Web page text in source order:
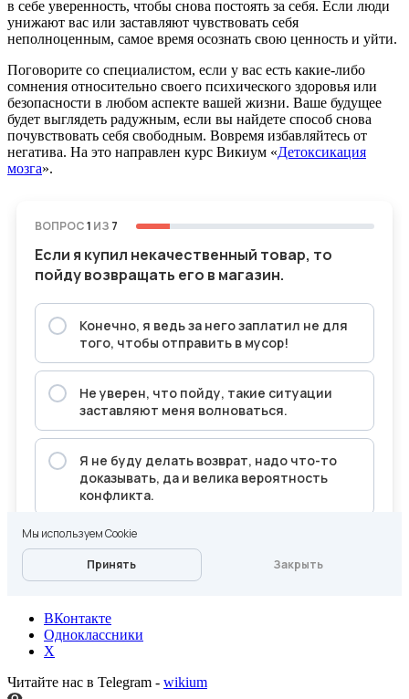
в себе уверенность, чтобы снова постоять за себя. Если люди
унижают вас или заставляют чувствовать себя
неполноценным, самое время осознать свою ценность и уйти.
Поговорите со специалистом, если у вас есть какие-либо
сомнения относительно своего психического здоровья или
безопасности в любом аспекте вашей жизни. Ваше будущее
будет выглядеть радужным, если вы найдете способ снова
почувствовать себя свободным. Вовремя избавляйтесь от
негатива. На это направлен курс Викиум «Детоксикация
мозга».
ВКонтакте
Одноклассники
X
Читайте нас в Telegram - wikium